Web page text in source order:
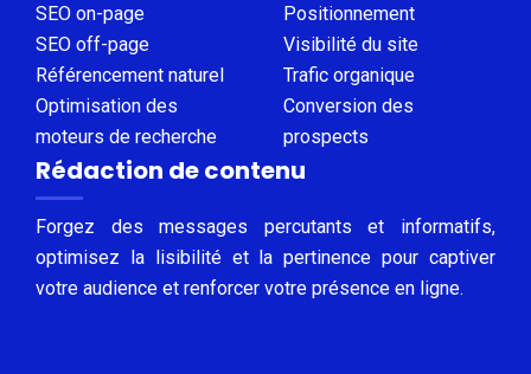
SEO on-page
SEO off-page
Référencement naturel
Optimisation des
moteurs de recherche
Positionnement
Visibilité du site
Trafic organique
Conversion des
prospects
Rédaction de contenu
Forgez des messages percutants et informatifs,
optimisez la lisibilité et la pertinence pour captiver
votre audience et renforcer votre présence en ligne.